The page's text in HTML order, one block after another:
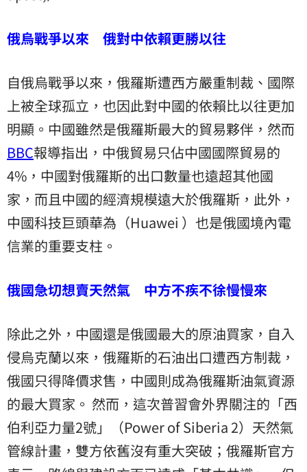
俄烏戰爭以來 俄對中依賴更勝以往
自俄烏戰爭以來，俄羅斯遭西方嚴重制裁、國際
上被全球孤立，也因此對中國的依賴比以往更加
明顯。中國雖然是俄羅斯最大的貿易夥伴，然而
BBC報導指出，中俄貿易只佔中國國際貿易的
4%，中國對俄羅斯的出口數量也遠超其他國
家，而且中國的經濟規模遠大於俄羅斯，此外，
中國科技巨頭華為（Huawei ）也是俄國境內電
信業的重要支柱。
俄國急切想賣天然氣 中方不疾不徐慢慢來
除此之外，中國還是俄國最大的原油買家，自入
侵烏克蘭以來，俄羅斯的石油出口遭西方制裁，
俄國只得降價求售，中國則成為俄羅斯油氣資源
的最大買家。 然而，這次普習會外界關注的「西
伯利亞力量2號」（Power of Siberia 2）天然氣
管線計畫，雙方依舊沒有重大突破；俄羅斯官方